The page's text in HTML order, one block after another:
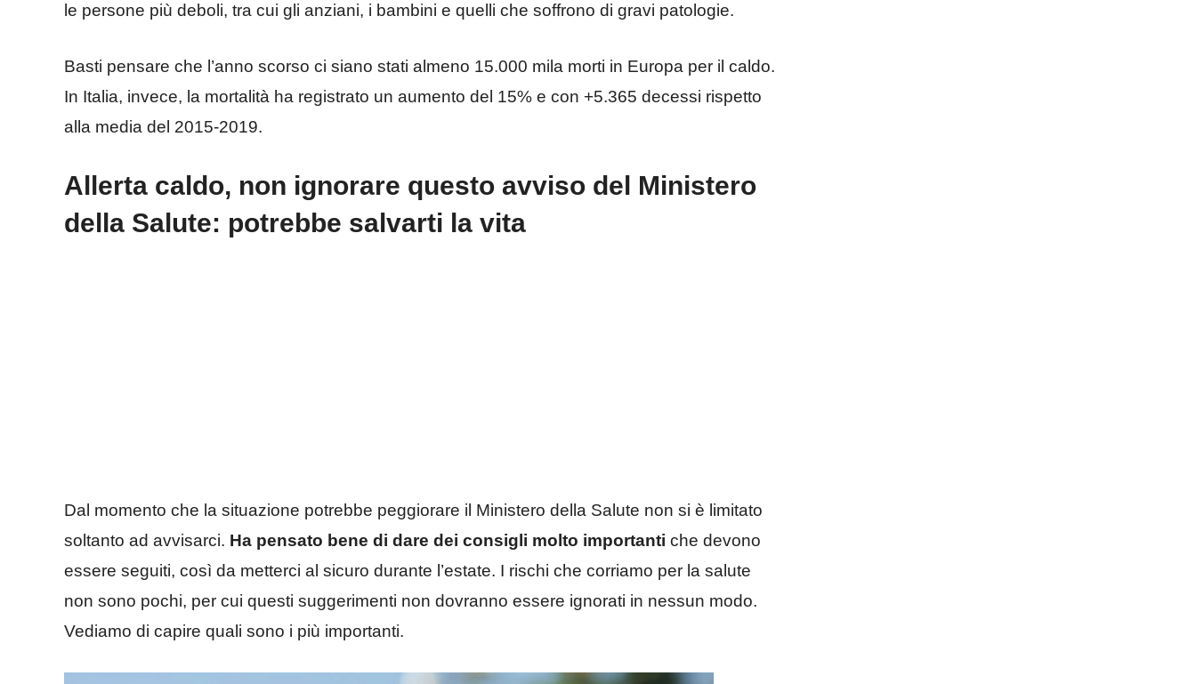
le persone più deboli, tra cui gli anziani, i bambini e quelli che soffrono di gravi patologie.
Basti pensare che l’anno scorso ci siano stati almeno 15.000 mila morti in Europa per il caldo.
In Italia, invece, la mortalità ha registrato un aumento del 15% e con +5.365 decessi rispetto
alla media del 2015-2019.
Allerta caldo, non ignorare questo avviso del Ministero
della Salute: potrebbe salvarti la vita
Dal momento che la situazione potrebbe peggiorare il Ministero della Salute non si è limitato
soltanto ad avvisarci. Ha pensato bene di dare dei consigli molto importanti che devono
essere seguiti, così da metterci al sicuro durante l’estate. I rischi che corriamo per la salute
non sono pochi, per cui questi suggerimenti non dovranno essere ignorati in nessun modo.
Vediamo di capire quali sono i più importanti.